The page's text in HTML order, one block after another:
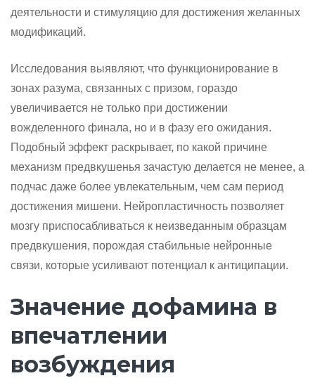
деятельности и стимуляцию для достижения желанных
модификаций.
Исследования выявляют, что функционирование в
зонах разума, связанных с призом, гораздо
увеличивается не только при достижении
вожделенного финала, но и в фазу его ожидания.
Подобный эффект раскрывает, по какой причине
механизм предвкушенья зачастую делается не менее, а
подчас даже более увлекательным, чем сам период
достижения мишени. Нейропластичность позволяет
мозгу приспосабливаться к неизведанным образцам
предвкушения, порождая стабильные нейронные
связи, которые усиливают потенциал к антиципации.
Значение дофамина в
впечатлении
возбуждения